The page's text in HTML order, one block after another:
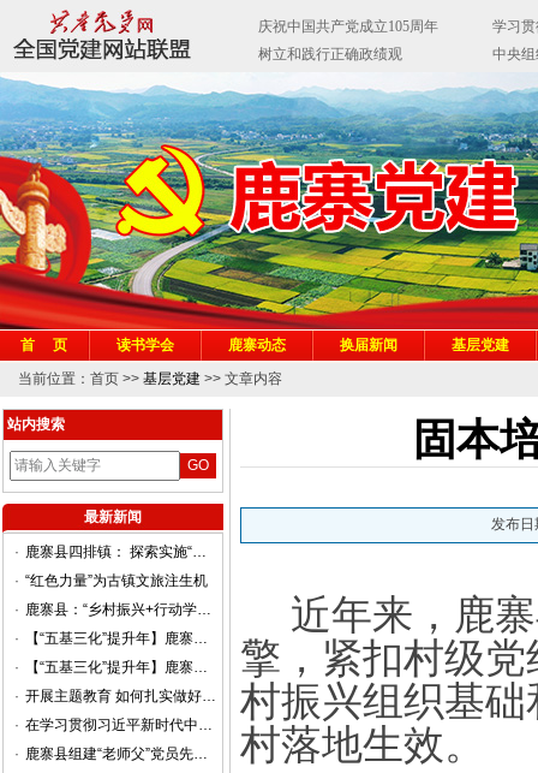
首 页 读书学会 鹿寨动态 换届新闻
基层党建
当前位置：首页 >> 基层党建 >> 文章内容
站内搜索
最新新闻
·
鹿寨县四排镇： 探索实施“巷长制”提升基层治理效能
· “红色力量”为古镇文旅注生机
·
鹿寨县：“乡村振兴+行动学习”赋能农业项目 高质量发展
·
【“五基三化”提升年】鹿寨县导江乡：组建“银龄党建联盟”凝聚乡村振兴“银发”力量
·
【“五基三化”提升年】鹿寨县平山镇：“三度融合”推动基层治理提质增效
·
开展主题教育 如何扎实做好调查研究
·
在学习贯彻习近平新时代中国特色社会主义思想主题教育第一批总结暨第二批部署会议上的讲话
·
鹿寨县组建“老师父”党员先锋队助力提升基层治理效能
固本
发布
近年来，鹿
擎，紧扣村级
村振兴组织基
村落地生效。